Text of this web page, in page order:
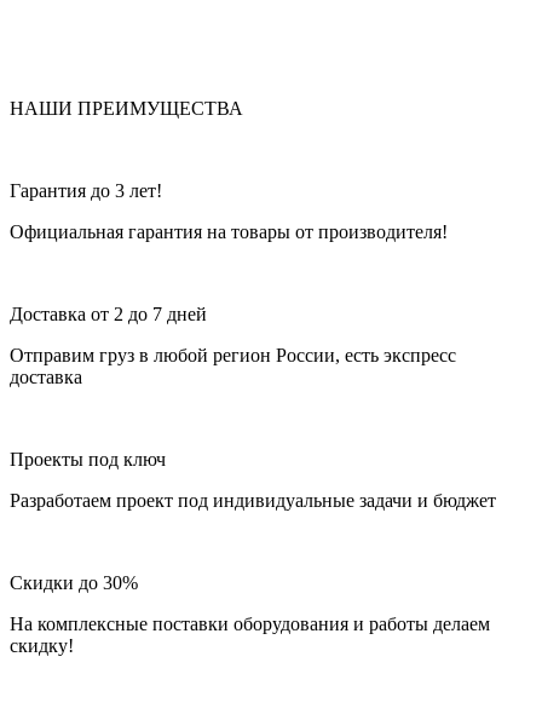
НАШИ ПРЕИМУЩЕСТВА
Гарантия до 3 лет!
Официальная гарантия на товары от производителя!
Доставка от 2 до 7 дней
Отправим груз в любой регион России, есть экспресс
доставка
Проекты под ключ
Разработаем проект под индивидуальные задачи и бюджет
Скидки до 30%
На комплексные поставки оборудования и работы делаем
скидку!